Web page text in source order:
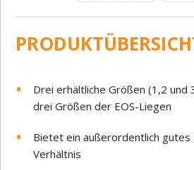
Drei erhältliche Größen (1,2 und
drei Größen der EOS-Liegen
Bietet ein außerordentlich
Verhältnis